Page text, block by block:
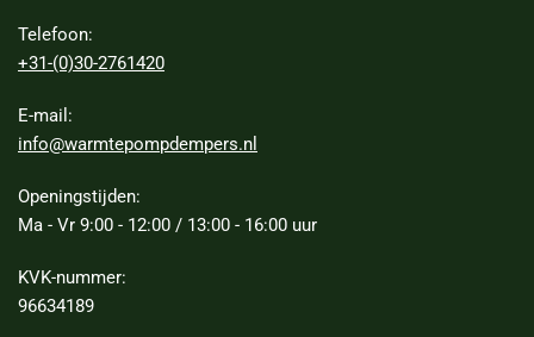
Telefoon:
+31-(0)30-2761420
E-mail:
info@warmtepompdempers.nl
Openingstijden:
Ma - Vr 9:00 - 12:00 / 13:00 - 16:00 uur
KVK-nummer:
96634189